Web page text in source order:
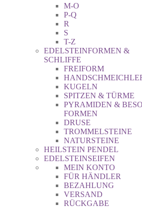
M-O
P-Q
R
S
T-Z
EDELSTEINFORMEN &
SCHLIFFE
FREIFORM
KUGELN
SPITZEN & TÜRME
PYRAMIDEN &
FORMEN
DRUSE
TROMMELSTEINE
NATURSTEINE
HEILSTEIN PENDEL
EDELSTEINSEIFEN
MEIN KONTO
FÜR HÄNDLER
BEZAHLUNG
VERSAND
RÜCKGABE